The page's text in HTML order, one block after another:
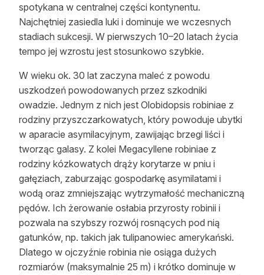
spotykana w centralnej części kontynentu.
Najchętniej zasiedla luki i dominuje we wczesnych
stadiach sukcesji. W pierwszych 10–20 latach życia
tempo jej wzrostu jest stosunkowo szybkie.
W wieku ok. 30 lat zaczyna maleć z powodu
uszkodzeń powodowanych przez szkodniki
owadzie. Jednym z nich jest Olobidopsis robiniae z
rodziny przyszczarkowatych, który powoduje ubytki
w aparacie asymilacyjnym, zawijając brzegi liści i
tworząc galasy. Z kolei Megacyllene robiniae z
rodziny kózkowatych drąży korytarze w pniu i
gałęziach, zaburzając gospodarkę asymilatami i
wodą oraz zmniejszając wytrzymałość mechaniczną
pędów. Ich żerowanie osłabia przyrosty robinii i
pozwala na szybszy rozwój rosnących pod nią
gatunków, np. takich jak tulipanowiec amerykański.
Dlatego w ojczyźnie robinia nie osiąga dużych
rozmiarów (maksymalnie 25 m) i krótko dominuje w